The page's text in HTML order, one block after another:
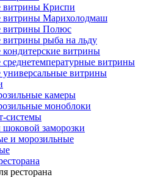
витрины Криспи
витрины Марихолодмаш
витрины Полюс
рыба на льду
витрины
витрины
витрины
камеры
моноблоки
системы
заморозки
и морозильные
ресторана